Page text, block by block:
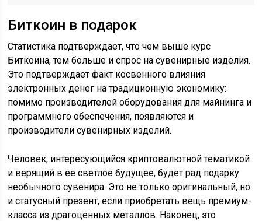
Биткоин в подарок
Статистика подтверждает, что чем выше курс
Биткоина, тем больше и спрос на сувенирные изделия.
Это подтверждает факт косвенного влияния
электронных денег на традиционную экономику:
помимо производителей оборудования для майнинга и
программного обеспечения, появляются и
производители сувенирных изделий.
Человек, интересующийся криптовалютной тематикой
и верящий в ее светлое будущее, будет рад подарку
необычного сувенира. Это не только оригинальный, но
и статусный презент, если приобретать вещь премиум-
класса из драгоценных металлов. Наконец, это